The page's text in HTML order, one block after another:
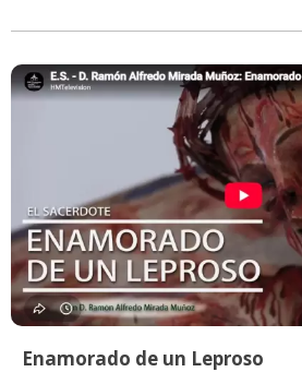
Enamorado de un Leproso